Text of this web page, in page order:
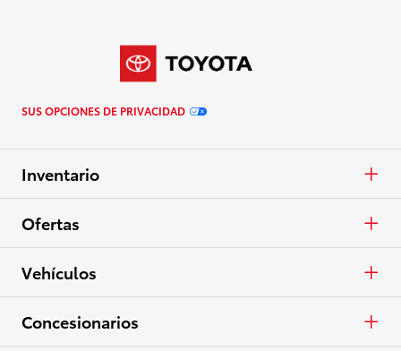
SUS OPCIONES DE PRIVACIDAD
Inventario
Autos y minivans
Camionetas
Crossovers y SUV
Ofertas
APR
En Efectivo
Vehículos
Autos y minivans
Concesionarios